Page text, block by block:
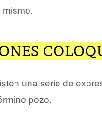
mismo.
una serie de
pozo.